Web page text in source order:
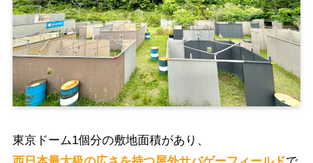
東京ドーム1個分の敷地面積があり、